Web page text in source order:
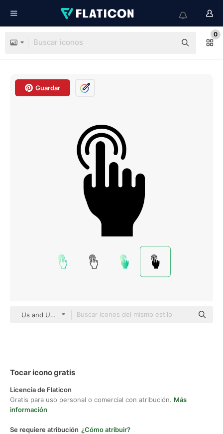
0
Guardar
Us and Up Glyph
Tocar icono gratis
Licencia de Flaticon
Gratis para uso personal o comercial con atribución. Más
información
Se requiere atribución ¿Cómo atribuir?